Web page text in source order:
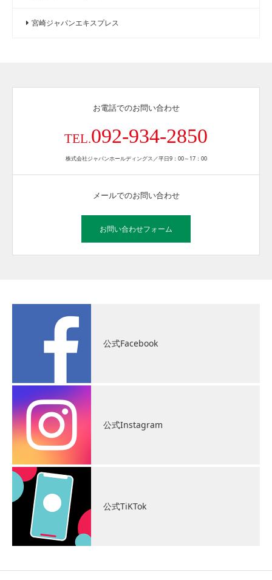
宮崎ジャパンエキスプレス
お電話でのお問い合わせ
TEL.092-934-2850
株式会社ジャパンホールディングス／平日9：00～17：00
メールでのお問い合わせ
お問い合わせフォーム
公式Facebook
公式Instagram
公式TiKTok